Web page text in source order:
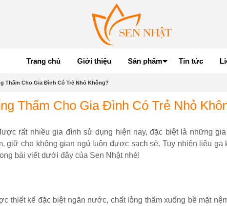
Trang chủ Giới thiệu Sản phẩm Tin tức
Thấm Cho Gia Đình Có Trẻ Nhỏ Không?
Thấm Cho Gia Đình Có Trẻ Nhỏ
rất nhiều gia đình sử dụng hiện nay, đặc biệt là những
giữ cho không gian ngủ luôn được sạch sẽ. Tuy nhiên liệu ga
bài viết dưới đây của Sen Nhật nhé!
thiết kế đặc biệt ngăn nước, chất lỏng thấm xuống bề mặt